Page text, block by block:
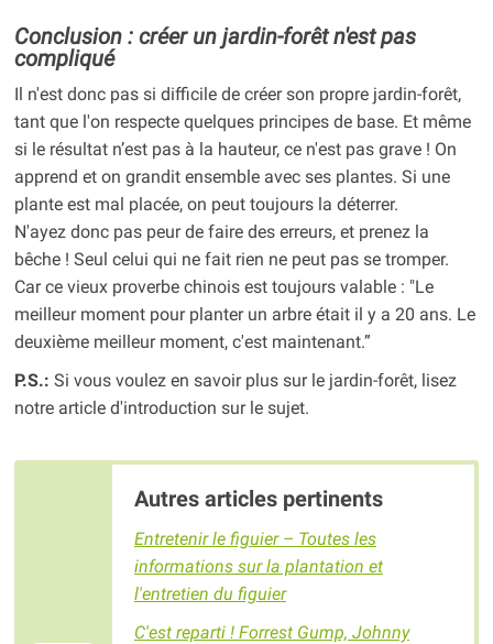
Conclusion : créer un jardin-forêt n'est pas
compliqué
Il n'est donc pas si difficile de créer son propre jardin-forêt,
tant que l'on respecte quelques principes de base. Et même
si le résultat n’est pas à la hauteur, ce n'est pas grave ! On
apprend et on grandit ensemble avec ses plantes. Si une
plante est mal placée, on peut toujours la déterrer.
N'ayez donc pas peur de faire des erreurs, et prenez la
bêche ! Seul celui qui ne fait rien ne peut pas se tromper.
Car ce vieux proverbe chinois est toujours valable : "Le
meilleur moment pour planter un arbre était il y a 20 ans. Le
deuxième meilleur moment, c'est maintenant.”
P.S.: Si vous voulez en savoir plus sur le jardin-forêt, lisez
notre article d'introduction sur le sujet.
Autres articles pertinents
Entretenir le figuier – Toutes les
informations sur la plantation et
l'entretien du figuier
C'est reparti ! Forrest Gump, Johnny